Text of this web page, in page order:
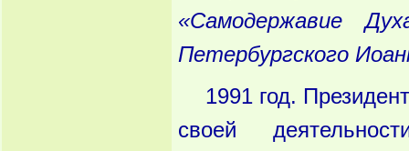
«Самодержавие
Петербургского
1991 год.
своей